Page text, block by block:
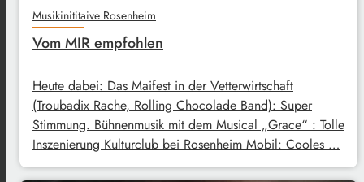
Musikinititaive Rosenheim
Vom MIR empfohlen
Heute dabei: Das Maifest in der Vetterwirtschaft
(Troubadix Rache, Rolling Chocolade Band): Super
Stimmung. Bühnenmusik mit dem Musical „Grace“ : Tolle
Inszenierung Kulturclub bei Rosenheim Mobil: Cooles …